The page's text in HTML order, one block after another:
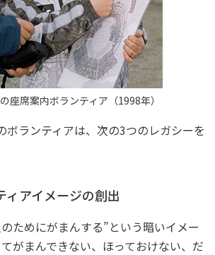
座席案内ボランティア（1998年）
ボランティアは、次の3つのレガシーを
アイメージの創出
ためにがまんする”という暗いイメー
がまんできない、ほっておけない、だ